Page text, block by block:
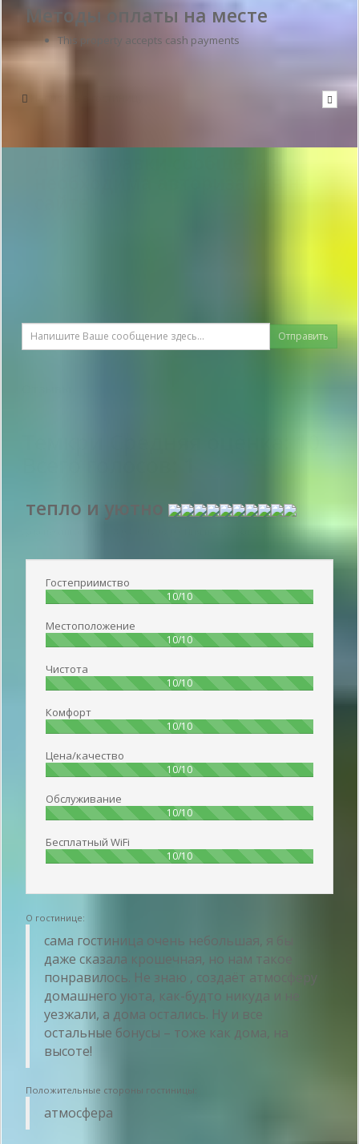
Методы оплаты на месте
This property accepts cash payments
Отправить
тепло и уютно
Гостеприимство
10/10100%
Местоположение
10/10100%
Чистота
10/10100%
Комфорт
10/10100%
Цена/качество
10/10100%
Обслуживание
10/10100%
Бесплатный WiFi
10/10100%
О гостинице:
сама гостиница очень небольшая, я бы
даже сказала крошечная, но нам такое
понравилось. Не знаю , создаёт атмосферу
домашнего уюта, как-будто никуда и не
уезжали, а дома остались. Ну и все
остальные бонусы – тоже как дома, на
высоте!
Положительные стороны гостиницы:
атмосфера